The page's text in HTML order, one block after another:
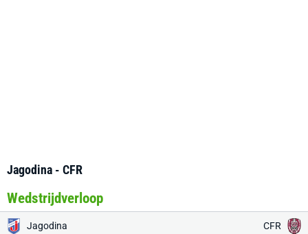
Jagodina - CFR
Wedstrijdverloop
Jagodina CFR